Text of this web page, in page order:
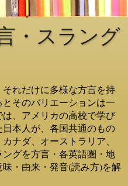
・スラング
それだけに多様な方言を持
そのバリエーションは一
、アメリカの高校で学び
本人が、各国共通のもの
ナダ、オーストラリア、
グを方言・各英語圏・地
・由来・発音(読み方)を解